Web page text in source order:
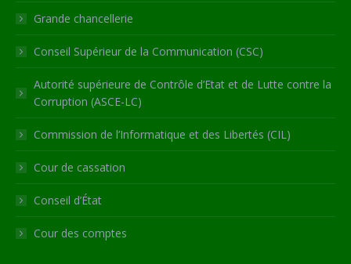
Grande chancellerie
Conseil Supérieur de la Communication (CSC)
Autorité supérieure de Contrôle d’Etat et de Lutte contre la
Corruption (ASCE-LC)
Commission de l’Informatique et des Libertés (CIL)
Cour de cassation
Conseil d’État
Cour des comptes